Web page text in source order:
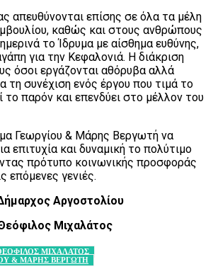
απευθύνονται επίσης σε όλα τα μέλη
καθώς και στους ανθρώπους
το Ίδρυμα με αίσθημα ευθύνης,
για την Κεφαλονιά. Η διάκριση
όσοι εργάζονται αθόρυβα αλλά
τη συνέχιση ενός έργου που τιμά το
το παρόν και επενδύει στο μέλλον του
Γεωργίου & Μάρης Βεργωτή να
επιτυχία και δυναμική το πολύτιμο
πρότυπο κοινωνικής προσφοράς
επόμενες γενιές.
Αργοστολίου
Μιχαλάτος
ΜΙΧΑΛΑΤΟΣ
& ΜΑΡΗΣ ΒΕΡΓΩΤΗ